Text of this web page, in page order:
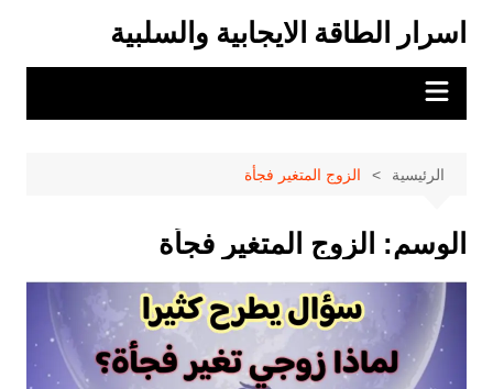
المحتوى
اسرار الطاقة الايجابية والسلبية
الرئيسية الزوج المتغير فجأة
الوسم: الزوج المتغير فجأة